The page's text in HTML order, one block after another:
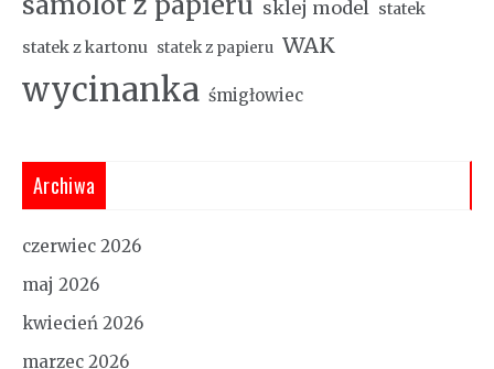
sklej model
statek
statek z kartonu statek z papieru WAK
wycinanka śmigłowiec
Archiwa
czerwiec 2026
maj 2026
kwiecień 2026
marzec 2026